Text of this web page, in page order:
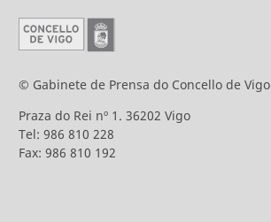
© Gabinete de Prensa do Concello de Vigo
Praza do Rei nº 1. 36202 Vigo
Tel: 986 810 228
Fax: 986 810 192